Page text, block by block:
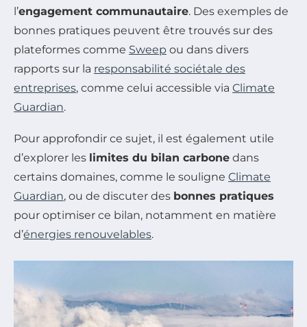
l’engagement communautaire. Des exemples de
bonnes pratiques peuvent être trouvés sur des
plateformes comme Sweep ou dans divers
rapports sur la responsabilité sociétale des
entreprises, comme celui accessible via Climate
Guardian.
Pour approfondir ce sujet, il est également utile
d’explorer les limites du bilan carbone dans
certains domaines, comme le souligne Climate
Guardian, ou de discuter des bonnes pratiques
pour optimiser ce bilan, notamment en matière
d’énergies renouvelables.